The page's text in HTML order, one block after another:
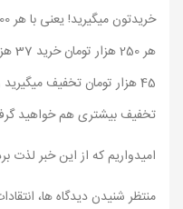
45 هزار تومان تخفیف
تخفیف بیشتری هم خواهید
امیدواریم که از این خبر لذت
منتظر شنیدن دیدگاه ها،